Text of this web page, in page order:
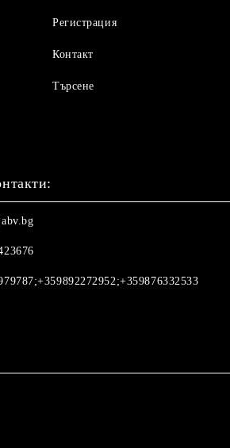
Регистрация
Контакт
Търсене